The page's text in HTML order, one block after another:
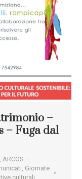
–
– Fuga dal
, ARCOS –
, Giornate
culturali